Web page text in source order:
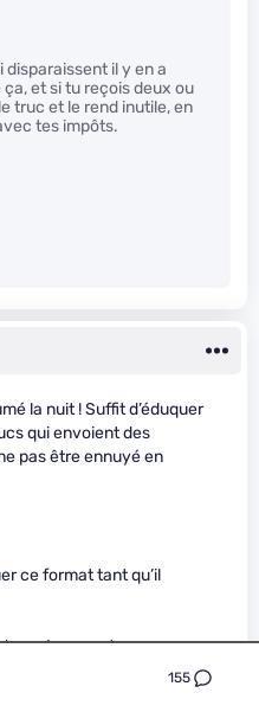
155
disparaissent il y en a
ça, et si tu reçois deux ou
truc et le rend inutile, en
tes impôts.
la nuit ! Suffit d’éduquer
qui envoient des
pas être ennuyé en
ce format tant qu’il
qu’on ne retrouve pas un
ça n’a pas fonctionné. Au
les miennes) ont plutôt pour